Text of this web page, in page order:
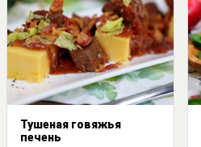
Тушеная говяжья
печень